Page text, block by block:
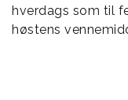
hverdags som til
høstens